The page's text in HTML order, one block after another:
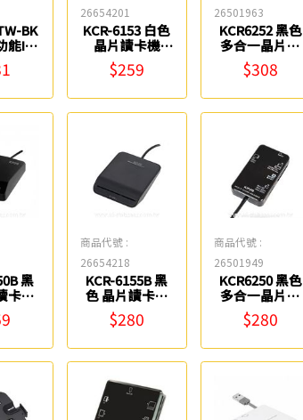
BK
能IC
機
26654201
KCR-6153 白色
晶片讀卡機
KINYO
$259
26501963
KCR6252 黑色
多合一晶片讀
卡機(1.2米線
長) KINYO
$308
黑
卡機
商品代號 :
26654218
KCR-6155B 黑
色 晶片讀卡機
KINYO
$280
商品代號 :
26501949
KCR6250 黑色
多合一晶片讀
卡機(15cm線
長) KINYO
$280